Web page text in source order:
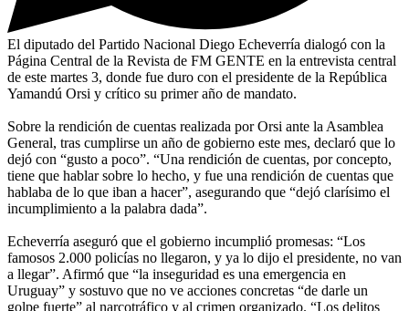
El diputado del Partido Nacional Diego Echeverría dialogó con la
Página Central de la Revista de FM GENTE en la entrevista central
de este martes 3, donde fue duro con el presidente de la República
Yamandú Orsi y crítico su primer año de mandato.
Sobre la rendición de cuentas realizada por Orsi ante la Asamblea
General, tras cumplirse un año de gobierno este mes, declaró que lo
dejó con “gusto a poco”. “Una rendición de cuentas, por concepto,
tiene que hablar sobre lo hecho, y fue una rendición de cuentas que
hablaba de lo que iban a hacer”, asegurando que “dejó clarísimo el
incumplimiento a la palabra dada”.
Echeverría aseguró que el gobierno incumplió promesas: “Los
famosos 2.000 policías no llegaron, y ya lo dijo el presidente, no van
a llegar”. Afirmó que “la inseguridad es una emergencia en
Uruguay” y sostuvo que no ve acciones concretas “de darle un
golpe fuerte” al narcotráfico y al crimen organizado. “Los delitos